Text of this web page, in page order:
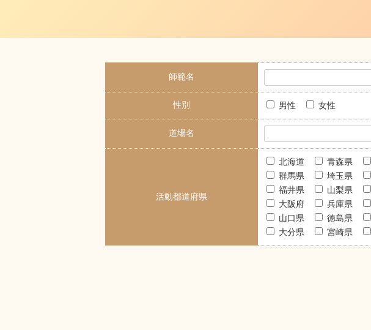
師範名
性別 男性 女性
道場名
活動都道府県
北海道 青森県
群馬県
埼玉県
福井県
山梨県
大阪府
兵庫県
山口県
徳島県
大分県
宮崎県